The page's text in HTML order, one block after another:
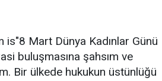
is"8 Mart Dünya Kadınlar Günü
buluşmasına şahsım ve
Bir ülkede hukukun üstünlüğü